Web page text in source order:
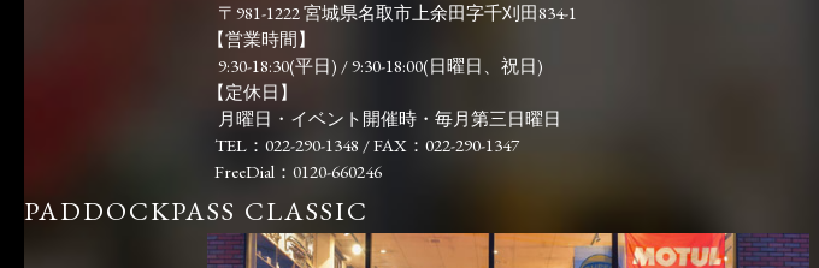
〒981-1222 宮城県名取市上余田字千刈田834-1
【営業時間】
9:30-18:30(平日) / 9:30-18:00(日曜日、祝日)
【定休日】
月曜日・イベント開催時・毎月第三日曜日
TEL：022-290-1348 / FAX：022-290-1347
FreeDial：0120-660246
PADDOCKPASS CLASSIC